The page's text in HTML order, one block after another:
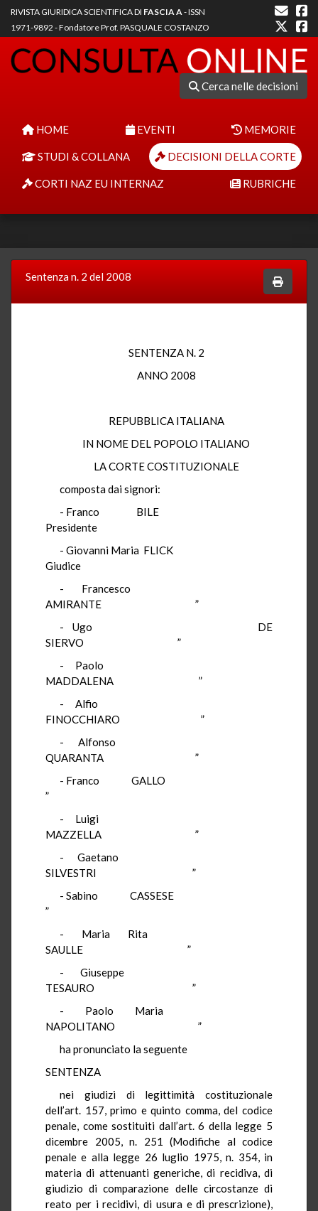
RIVISTA GIURIDICA SCIENTIFICA DI FASCIA A- ISSN
1971-9892 - Fondatore Prof. PASQUALE COSTANZO
Cerca nelle decisioni
HOME EVENTI MEMORIE
STUDI & COLLANA DECISIONI DELLA CORTE
CORTI NAZ EU INTERNAZ RUBRICHE
Sentenza n. 2 del 2008
SENTENZA N. 2
ANNO 2008
REPUBBLICA ITALIANA
IN NOME DEL POPOLO ITALIANO
LA CORTE COSTITUZIONALE
composta dai signori:
- Franco BILE
Presidente
- Giovanni Maria FLICK
Giudice
- Francesco
AMIRANTE ”
- Ugo DE
SIERVO ”
- Paolo
MADDALENA ”
- Alfio
FINOCCHIARO ”
- Alfonso
QUARANTA ”
- Franco GALLO
”
- Luigi
MAZZELLA ”
- Gaetano
SILVESTRI ”
- Sabino CASSESE
”
- Maria Rita
SAULLE ”
- Giuseppe
TESAURO ”
- Paolo Maria
NAPOLITANO ”
ha pronunciato la seguente
SENTENZA
nei giudizi di legittimità costituzionale
dell’art. 157, primo e quinto comma, del codice
penale, come sostituiti dall’art. 6 della legge 5
dicembre 2005, n. 251 (Modifiche al codice
penale e alla legge 26 luglio 1975, n. 354, in
materia di attenuanti generiche, di recidiva, di
giudizio di comparazione delle circostanze di
reato per i recidivi, di usura e di prescrizione),